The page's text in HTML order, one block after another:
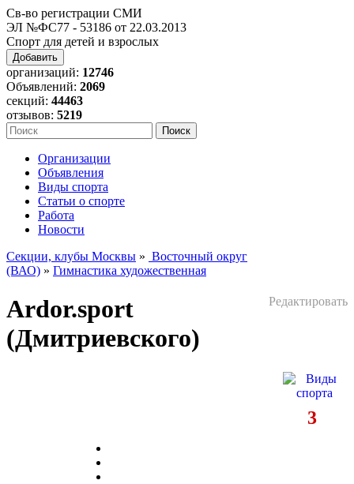
Св-во регистрации СМИ
ЭЛ №ФС77 - 53186 от 22.03.2013
Спорт для детей и взрослых
Добавить
организаций: 12746
Объявлений: 2069
секций: 44463
отзывов: 5219
Организации
Объявления
Виды спорта
Статьи о спорте
Работа
Новости
Секции, клубы Москвы » Восточный округ
(ВАО) » Гимнастика художественная
Редактировать
Ardor.sport
(Дмитриевского)
3